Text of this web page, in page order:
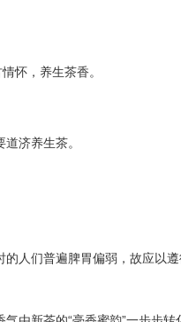
怀，养生茶香。
济养生茶。
人们普遍脾胃偏弱，故应以